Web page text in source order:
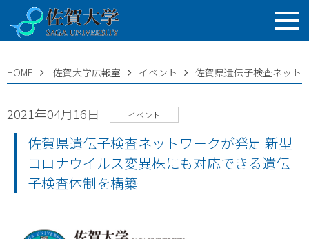
HOME 佐賀大学広報室 イベント 佐賀県遺伝子検査ネット
2021年04月16日 イベント
佐賀県遺伝子検査ネットワークが発足 新型
コロナウイルス変異株にも対応できる遺伝
子検査体制を構築